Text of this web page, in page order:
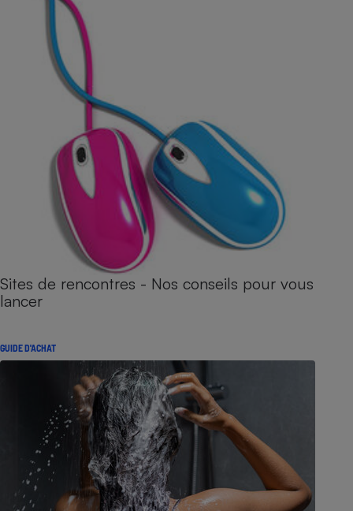
Sites de rencontres - Nos conseils pour vous
lancer
GUIDE D'ACHAT